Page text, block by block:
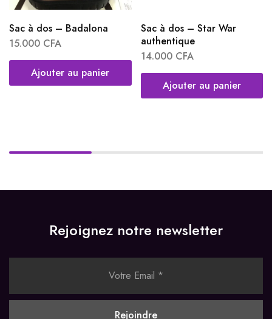
Sac à dos – Badalona
15.000 CFA
Ajouter au panier
Sac à dos – Star War
authentique
14.000 CFA
Ajouter au panier
Rejoignez notre newsletter